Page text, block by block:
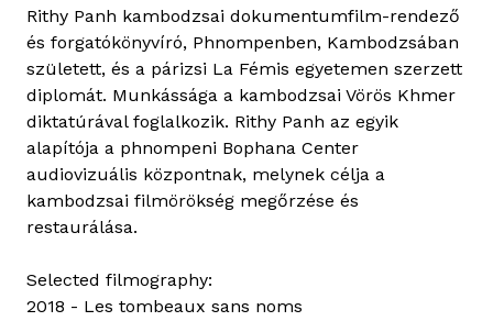
Rithy Panh kambodzsai dokumentumfilm-rendező
és forgatókönyvíró, Phnompenben, Kambodzsában
született, és a párizsi La Fémis egyetemen szerzett
diplomát. Munkássága a kambodzsai Vörös Khmer
diktatúrával foglalkozik. Rithy Panh az egyik
alapítója a phnompeni Bophana Center
audiovizuális központnak, melynek célja a
kambodzsai filmörökség megőrzése és
restaurálása.
Selected filmography:
2018 - Les tombeaux sans noms